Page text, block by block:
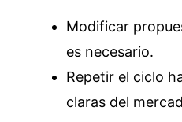
Modificar
es necesario.
Repetir el ciclo
claras del